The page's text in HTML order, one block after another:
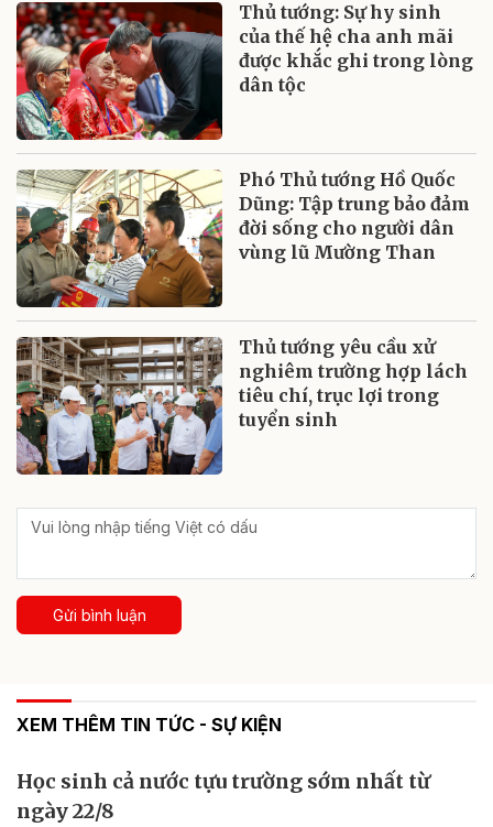
Thủ tướng: Sự hy sinh
của thế hệ cha anh mãi
được khắc ghi trong lòng
dân tộc
Phó Thủ tướng Hồ Quốc
Dũng: Tập trung bảo đảm
đời sống cho người dân
vùng lũ Mường Than
Thủ tướng yêu cầu xử
nghiêm trường hợp lách
tiêu chí, trục lợi trong
tuyển sinh
Gửi bình luận
XEM THÊM TIN TỨC - SỰ KIỆN
Học sinh cả nước tựu trường sớm nhất từ
ngày 22/8